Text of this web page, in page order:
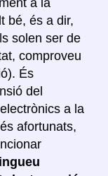
bé, és a dir,
solen ser de
comproveu
És
del
a la
afortunats,